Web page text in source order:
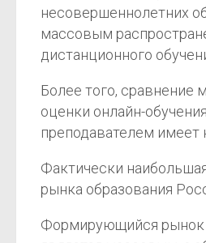
несовершеннолетних
массовым
дистанционного
Более того, сравнение
оценки онлайн-
преподавателем имеет
Фактически
рынка образования
Формирующийся рынок